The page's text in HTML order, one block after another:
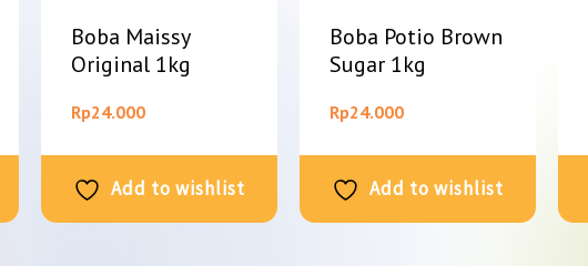
Boba Maissy
Original 1kg
Rp24.000
Add to wishlist
Boba Potio Brown
Sugar 1kg
Rp24.000
Add to wishlist